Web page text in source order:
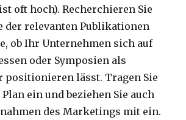
oft hoch). Recherchieren Sie
der relevanten Publikationen
ob Ihr Unternehmen sich auf
oder Symposien als
positionieren lässt. Tragen Sie
ein und beziehen Sie auch
des Marketings mit ein.